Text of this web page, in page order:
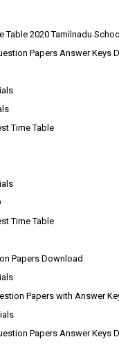
Table 2020 Tamilnadu
Papers Answer Keys
Time Table
Time Table
Papers Download
Papers with Answer
Papers Answer Keys